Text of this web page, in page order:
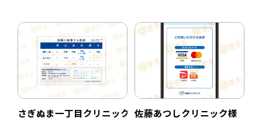
さぎぬま一丁目クリニック様佐藤あつしクリニック様